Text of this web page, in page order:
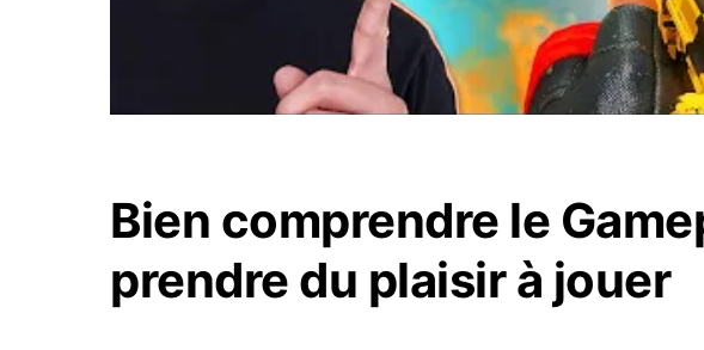
Bien comprendre le
prendre du plaisir à jouer